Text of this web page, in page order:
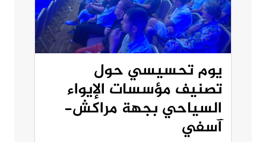
يوم تحسيسي حول
تصنيف مؤسسات الإيواء
السياحي بجهة مراكش-
آسفي